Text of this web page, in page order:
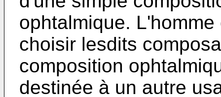
ophtalmique.
choisir lesdits
composition
destinée à un autre